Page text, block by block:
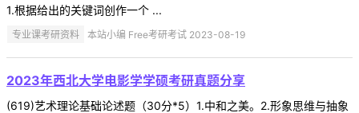
1.根据给出的关键词创作一个 ...
专业课考研资料 本站小编 Free考研考试 2023-08-19
2023年西北大学电影学学硕考研真题分享
(619)艺术理论基础论述题（30分*5）1.中和之美。2.形象思维与抽象